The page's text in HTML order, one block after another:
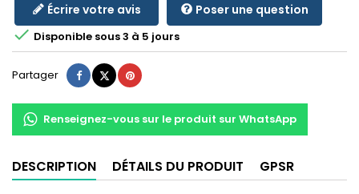
Écrire votre avis Poser une question
 Disponible sous 3 à 5 jours
Partager Partager
TweetPinterest
Renseignez-vous sur le produit sur WhatsApp
DESCRIPTION DÉTAILS DU PRODUIT GPSR